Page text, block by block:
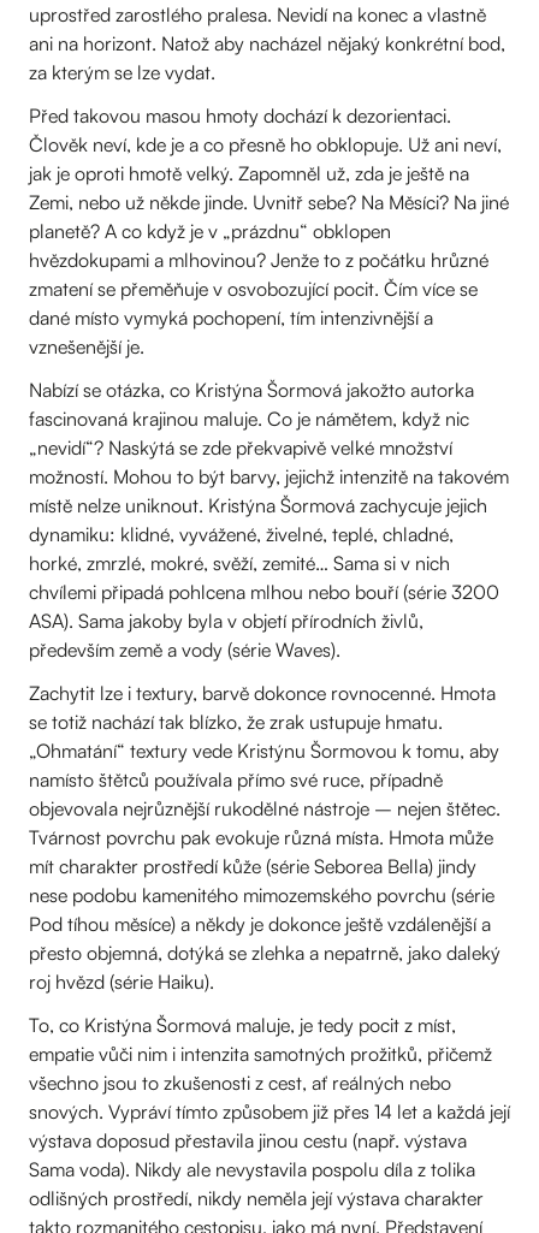
uprostřed zarostlého pralesa. Nevidí na konec a vlastně
ani na horizont. Natož aby nacházel nějaký konkrétní bod,
za kterým se lze vydat.
Před takovou masou hmoty dochází k dezorientaci.
Člověk neví, kde je a co přesně ho obklopuje. Už ani neví,
jak je oproti hmotě velký. Zapomněl už, zda je ještě na
Zemi, nebo už někde jinde. Uvnitř sebe? Na Měsíci? Na jiné
planetě? A co když je v „prázdnu“ obklopen
hvězdokupami a mlhovinou? Jenže to z počátku hrůzné
zmatení se přeměňuje v osvobozující pocit. Čím více se
dané místo vymyká pochopení, tím intenzivnější a
vznešenější je.
Nabízí se otázka, co Kristýna Šormová jakožto autorka
fascinovaná krajinou maluje. Co je námětem, když nic
„nevidí“? Naskýtá se zde překvapivě velké množství
možností. Mohou to být barvy, jejichž intenzitě na takovém
místě nelze uniknout. Kristýna Šormová zachycuje jejich
dynamiku: klidné, vyvážené, živelné, teplé, chladné,
horké, zmrzlé, mokré, svěží, zemité… Sama si v nich
chvílemi připadá pohlcena mlhou nebo bouří (série 3200
ASA). Sama jakoby byla v objetí přírodních živlů,
především země a vody (série Waves).
Zachytit lze i textury, barvě dokonce rovnocenné. Hmota
se totiž nachází tak blízko, že zrak ustupuje hmatu.
„Ohmatání“ textury vede Kristýnu Šormovou k tomu, aby
namísto štětců používala přímo své ruce, případně
objevovala nejrůznější rukodělné nástroje – nejen štětec.
Tvárnost povrchu pak evokuje různá místa. Hmota může
mít charakter prostředí kůže (série Seborea Bella) jindy
nese podobu kamenitého mimozemského povrchu (série
Pod tíhou měsíce) a někdy je dokonce ještě vzdálenější a
přesto objemná, dotýká se zlehka a nepatrně, jako daleký
roj hvězd (série Haiku).
To, co Kristýna Šormová maluje, je tedy pocit z míst,
empatie vůči nim i intenzita samotných prožitků, přičemž
všechno jsou to zkušenosti z cest, ať reálných nebo
snových. Vypráví tímto způsobem již přes 14 let a každá její
výstava doposud přestavila jinou cestu (např. výstava
Sama voda). Nikdy ale nevystavila pospolu díla z tolika
odlišných prostředí, nikdy neměla její výstava charakter
takto rozmanitého cestopisu, jako má nyní. Představení